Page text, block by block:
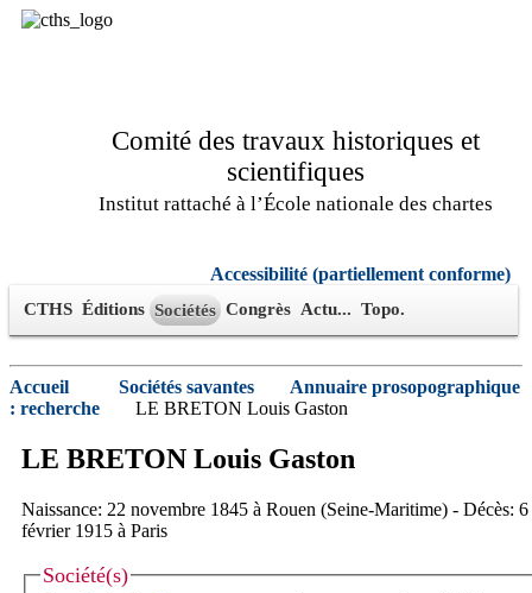
Comité des travaux historiques et
scientifiques
Institut rattaché à l’École nationale des chartes
Accessibilité (partiellement conforme)
CTHS Éditions Sociétés Congrès Actu... Topo.
Accueil Sociétés savantes
Annuaire prosopographique
: recherche
LE BRETON Louis Gaston
LE BRETON Louis Gaston
Naissance: 22 novembre 1845 à Rouen (Seine-Maritime) - Décès: 6
février 1915 à Paris
Société(s)